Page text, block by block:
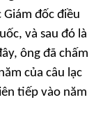
đốc điều
và sau đó là
ông đã chấm
của câu lạc
tiếp vào năm